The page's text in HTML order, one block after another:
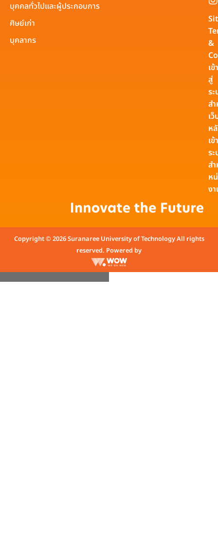
บุคคลทั่วไปและผู้ประกอบการ
ศิษย์เก่า
บุคลากร
&
เข้า
สู่
ร
ส
เ
ห
เข้
ร
ส
ห
ง
Copyright © 2026 Suranaree University of Technology All rights
reserved. Powered by